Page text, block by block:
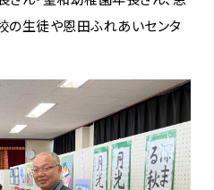
の生徒や恩田ふれあいセンタ